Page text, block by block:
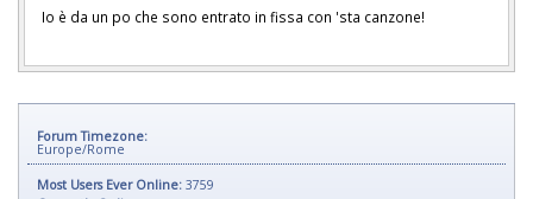
Io è da un po che sono entrato in fissa con 'sta canzone!
Forum Timezone:
Europe/Rome
Most Users Ever Online: 3759